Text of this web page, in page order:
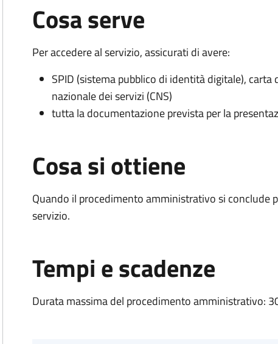
Cosa serve
Per accedere al servizio, assicurati di avere:
SPID (sistema pubblico di identità digitale), carta
nazionale dei servizi (CNS)
tutta la documentazione prevista per la
Cosa si ottiene
Quando il procedimento amministrativo si conclude
servizio.
Tempi e scadenze
Durata massima del procedimento amministrativo: